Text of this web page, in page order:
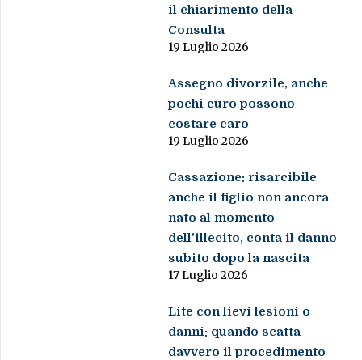
il chiarimento della
Consulta
19 Luglio 2026
Assegno divorzile, anche
pochi euro possono
costare caro
19 Luglio 2026
Cassazione: risarcibile
anche il figlio non ancora
nato al momento
dell’illecito, conta il danno
subito dopo la nascita
17 Luglio 2026
Lite con lievi lesioni o
danni: quando scatta
davvero il procedimento